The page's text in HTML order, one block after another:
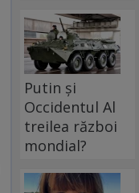
Putin și
Occidentul Al
treilea război
mondial?